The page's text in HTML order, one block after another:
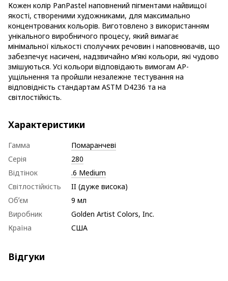
Кожен колір PanPastel наповнений пігментами найвищої
якості, створеними художниками, для максимально
концентрованих кольорів. Виготовлено з використанням
унікального виробничого процесу, який вимагає
мінімальної кількості сполучних речовин і наповнювачів, що
забезпечує насичені, надзвичайно м’які кольори, які чудово
змішуються. Усі кольори відповідають вимогам AP-
ущільнення та пройшли незалежне тестування на
відповідність стандартам ASTM D4236 та на
світлостійкість.
Характеристики
Гамма
Помаранчеві
Серія
280
Відтінок
.6 Medium
Світлостійкість
II (дуже висока)
Обʼєм
9 мл
Виробник
Golden Artist Colors, Inc.
Країна
США
Відгуки